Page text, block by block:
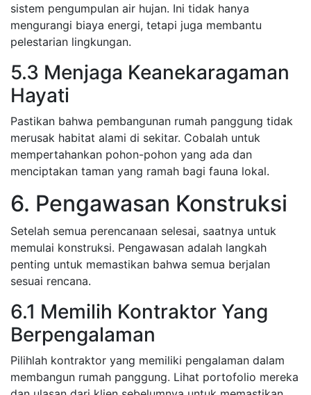
sistem pengumpulan air hujan. Ini tidak hanya
mengurangi biaya energi, tetapi juga membantu
pelestarian lingkungan.
5.3 Menjaga Keanekaragaman
Hayati
Pastikan bahwa pembangunan rumah panggung tidak
merusak habitat alami di sekitar. Cobalah untuk
mempertahankan pohon-pohon yang ada dan
menciptakan taman yang ramah bagi fauna lokal.
6. Pengawasan Konstruksi
Setelah semua perencanaan selesai, saatnya untuk
memulai konstruksi. Pengawasan adalah langkah
penting untuk memastikan bahwa semua berjalan
sesuai rencana.
6.1 Memilih Kontraktor Yang
Berpengalaman
Pilihlah kontraktor yang memiliki pengalaman dalam
membangun rumah panggung. Lihat portofolio mereka